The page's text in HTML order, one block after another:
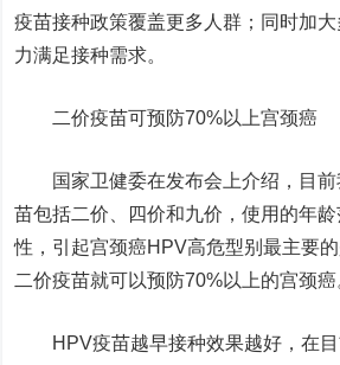
疫苗接种政策覆盖更多人群；同时加
力满足接种需求。
二价疫苗可预防70%以上宫颈癌
国家卫健委在发布会上介绍，目前
苗包括二价、四价和九价，使用的年
性，引起宫颈癌HPV高危型别最主要
二价疫苗就可以预防70%以上的宫颈癌
HPV疫苗越早接种效果越好，在目